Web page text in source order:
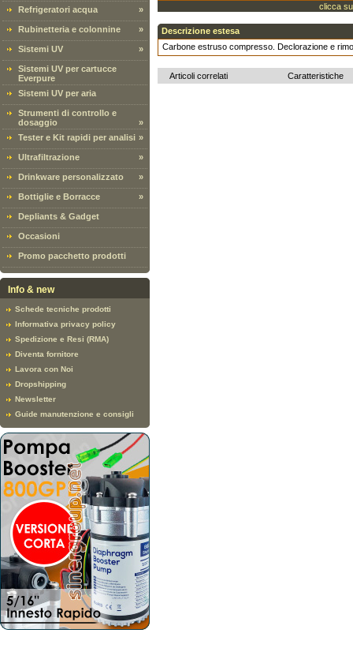
Refrigeratori acqua »
Rubinetteria e colonnine »
Sistemi UV »
Sistemi UV per cartucce
Everpure
Sistemi UV per aria
Strumenti di controllo e
dosaggio
»
Tester e Kit rapidi per analisi »
Ultrafiltrazione »
Drinkware personalizzato »
Bottiglie e Borracce »
Depliants & Gadget
Occasioni
Promo pacchetto prodotti
Info & new
Schede tecniche prodotti
Informativa privacy policy
Spedizione e Resi (RMA)
Diventa fornitore
Lavora con Noi
Dropshipping
Newsletter
Guide manutenzione e consigli
clicca
Descrizione estesa
Carbone estruso compresso. Declorazione e
Articoli correlati Caratteristiche